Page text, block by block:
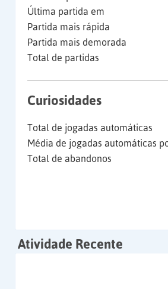
Última partida em
Partida mais rápida
Partida mais demorada
Total de partidas
Curiosidades
Total de jogadas automáticas
Média de jogadas automáticas
Total de abandonos
Atividade Recente